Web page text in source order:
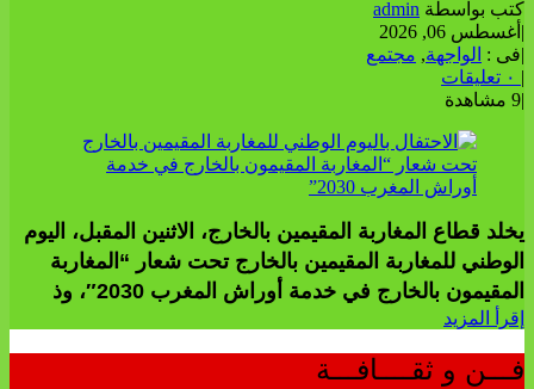
كتب بواسطة admin
| أغسطس 06, 2026
|فى : الواجهة, مجتمع
|
|9 مشاهدة
يخلد قطاع المغاربة المقيمين بالخارج، الاثنين المقبل، اليوم
الوطني للمغاربة المقيمين بالخارج تحت شعار “المغاربة
المقيمون بالخارج في خدمة أوراش المغرب 2030″، وذ
إقرأ المزيد
فـــن و ثقــــافـــة